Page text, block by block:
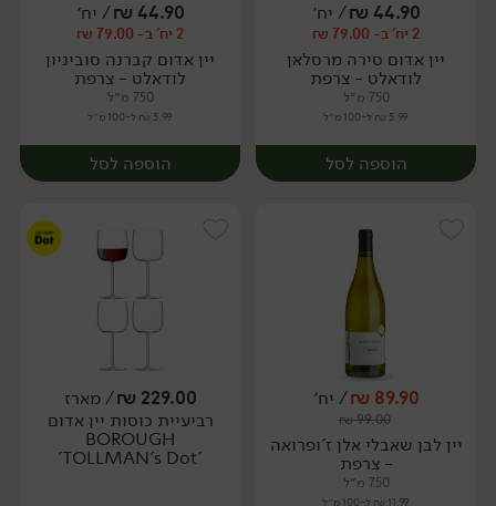
יח׳ יח׳
44.90
₪/ יח׳
2 יח' ב- 79.00 ₪
יין אדום סירה מרסלאן
לודאלט - צרפת
750 מ״ל
5.99 ₪ ל-100 מ״ל
הוספה לסל
יח׳
44.90
₪/ יח׳
2 יח' ב- 79.00 ₪
יין אדום קברנה סוביניון
לודאלט - צרפת
750 מ״ל
5.99 ₪ ל-100 מ״ל
הוספה לסל
יח׳
89.90
₪/ יח׳
99.00
₪
יין לבן שאבלי אלן ז'ופרואה
- צרפת
750 מ״ל
11.99 ₪ ל-100 מ״ל
229.00
₪/ מארז
רביעיית כוסות יין אדום
BOROUGH
'TOLLMAN's Dot'